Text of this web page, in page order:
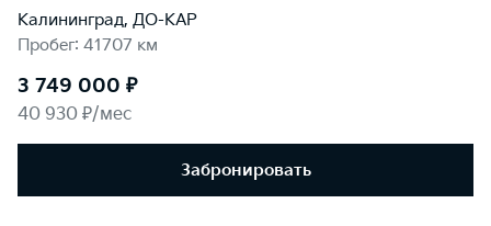
Калининград, ДО-КАР
Пробег: 41707 км
3 749 000 ₽
40 930 ₽/мес
Забронировать